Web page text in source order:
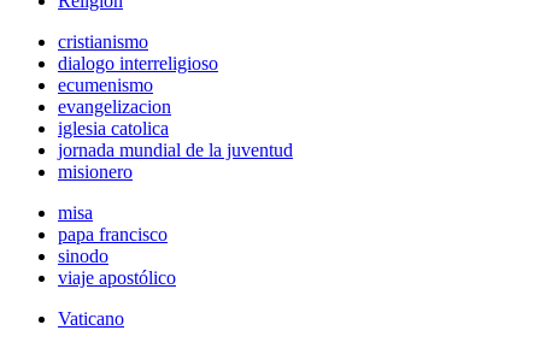
cristianismo
dialogo interreligioso
ecumenismo
evangelizacion
iglesia catolica
jornada mundial de la juventud
misionero
misa
papa francisco
sinodo
viaje apostólico
Vaticano